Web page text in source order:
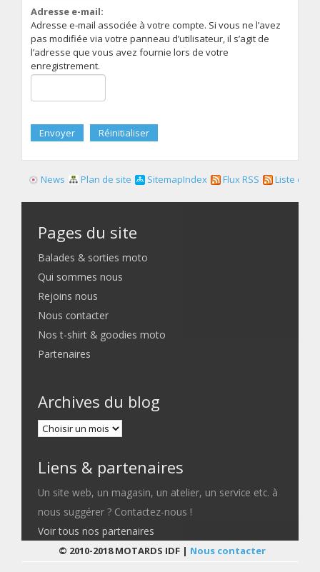
Adresse e-mail:
Adresse e-mail associée à votre compte. Si vous ne l’avez
pas modifiée via votre panneau d’utilisateur, il s’agit de
l’adresse que vous avez fournie lors de votre
enregistrement.
News Plan de site SitemapIndex Flux RSS Liste des
Pages du site
Balades & sorties moto
Qui sommes nous
Rejoins nous
Nous contacter
Nos t-shirt & goodies moto
Partenaires
Archives du blog
Liens & partenaires
Un site web, un magasin, un atelier, un service etc. à
nous suggérer ? Contactez-nous !
Voir tous nos partenaires
© 2010-2018 MOTARDS IDF | Nous contacter